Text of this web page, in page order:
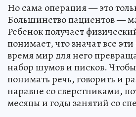
Но сама операция — это
Большинство пациентов —
Ребенок получает
понимает, что значат все
время мир для него
набор шумов и писков.
понимать речь, говорить и
наравне со сверстниками,
месяцы и годы занятий со